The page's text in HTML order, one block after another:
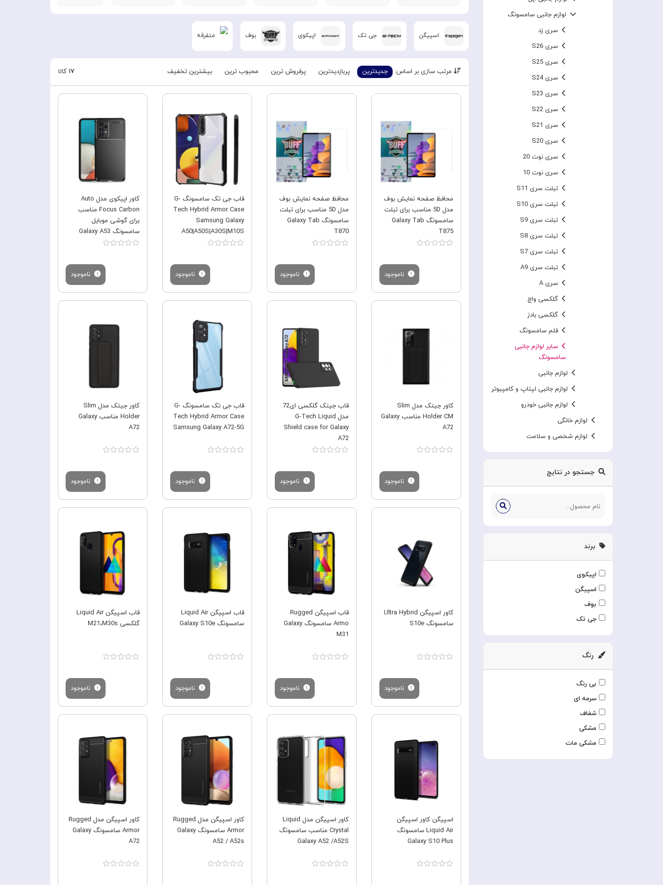
لوازم جانبی سامسونگ
سری زد
سری S26
سری S25
سری S24
سری S23
سری S22
سری S21
سری S20
سری نوت 20
سری نوت 10
تبلت سری S11
تبلت سری S10
تبلت سری S9
تبلت سری S8
تبلت سری S7
تبلت سری A9
سری A
گلکسی واچ
گلکسی بادز
قلم سامسونگ
سایر لوازم جانبی
سامسونگ
لوازم جانبی
لوازم جانبی لپتاپ و کامپیوتر
لوازم جانبی خودرو
لوازم خانگی
لوازم شخصی و سلامت
جستجو در نتایج
برند
اپیکوی
اسپیگن
بوف
جی تک
رنگ
بی رنگ
سرمه ای
شفاف
مشکی
مشکی مات
اسپیگن جی تک اپیکوی بوف متفرقه
مرتب سازی بر اساس: جدیدترین پربازدیدترین پرفروش ترین محبوب ترین بیشترین تخفیف ۱۷ کالا
محافظ صفحه نمایش بوف
مدل 5D مناسب برای تبلت
سامسونگ Galaxy Tab
T875
ناموجود
محافظ صفحه نمایش بوف
مدل 5D مناسب برای تبلت
سامسونگ Galaxy Tab
T870
ناموجود
قاب جی تک سامسونگ G-
Tech Hybrid Armor Case
Samsung Galaxy
A50|A50S|A30S|M10S
ناموجود
کاور اپیکوی مدل Auto
Focus Carbon مناسب
برای گوشی موبایل
سامسونگ Galaxy A53
ناموجود
کاور جیتک مدل Slim
Holder CM مناسب Galaxy
A72
ناموجود
قاب جیتک گلکسی ای72
مدل G-Tech Liquid
Shield case for Galaxy
A72
ناموجود
قاب جی تک سامسونگ G-
Tech Hybrid Armor Case
Samsung Galaxy A72-5G
ناموجود
کاور جیتک مدل Slim
Holder مناسب Galaxy
A72
ناموجود
کاور اسپیگن Ultra Hybrid
سامسونگ S10e
ناموجود
قاب اسپیگن Rugged
Armo سامسونگ Galaxy
M31
ناموجود
قاب اسپیگن Liquid Air
سامسونگ Galaxy S10e
ناموجود
قاب اسپیگن Liquid Air
گلکسی M21،M30s
ناموجود
اسپیگن کاور اسپیگن
Liquid Air سامسونگ
Galaxy S10 Plus
کاور اسپیگن مدل Liquid
Crystal مناسب سامسونگ
Galaxy A52 /A52S
کاور اسپیگن مدل Rugged
Armor سامسونگ Galaxy
A52 / A52s
کاور اسپیگن مدل Rugged
Armor سامسونگ Galaxy
A72